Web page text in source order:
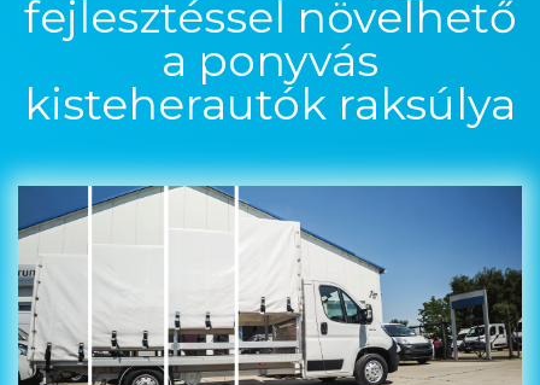
fejlesztéssel növelhető
a ponyvás
kisteherautók raksúlya